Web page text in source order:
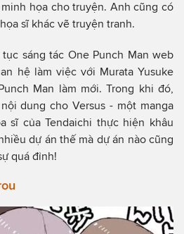
họa cho truyện. Anh cũng có
sĩ khác vẽ truyện tranh.
sáng tác One Punch Man web
hệ làm việc với Murata Yusuke
Man làm mới. Trong khi đó,
dung cho Versus - một manga
sĩ của Tendaichi thực hiện khâu
dự án thế mà dự án nào cũng
quá đỉnh!